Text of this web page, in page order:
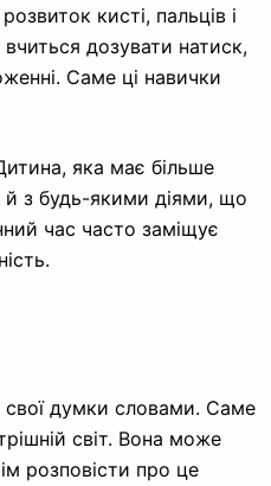
кисті, пальців і
дозувати натиск,
Саме ці навички
яка має більше
й з будь-якими діями, що
час часто заміщує
свої думки словами. Саме
світ. Вона може
розповісти про це